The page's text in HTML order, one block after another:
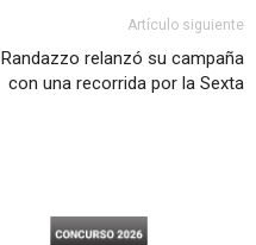
Artículo siguiente
Randazzo relanzó su campaña
con una recorrida por la Sexta